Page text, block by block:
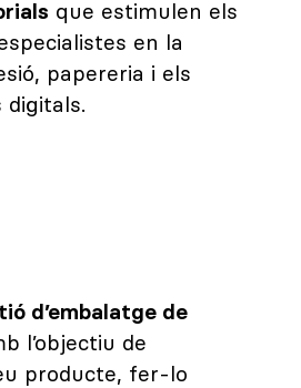
que estimulen els
en la
papereria i els
digitals.
d’embalatge de
l’objectiu de
producte, fer-lo